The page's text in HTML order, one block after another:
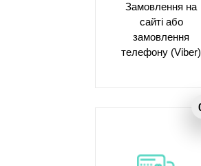
Замовлення на
сайті або
замовлення
телефону (Viber)